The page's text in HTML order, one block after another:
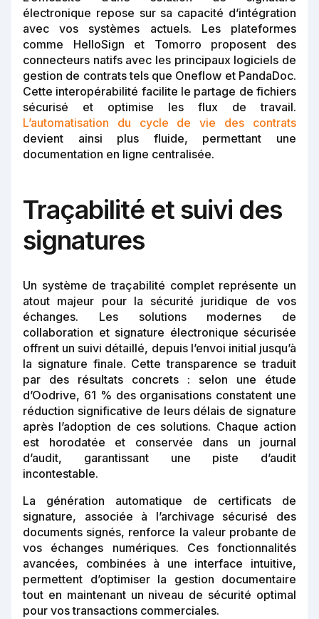
électronique repose sur sa capacité d’intégration
avec vos systèmes actuels. Les plateformes
comme HelloSign et Tomorro proposent des
connecteurs natifs avec les principaux logiciels de
gestion de contrats tels que Oneflow et PandaDoc.
Cette interopérabilité facilite le partage de fichiers
sécurisé et optimise les flux de travail.
L’automatisation du cycle de vie des contrats
devient ainsi plus fluide, permettant une
documentation en ligne centralisée.
Traçabilité et suivi des
signatures
Un système de traçabilité complet représente un
atout majeur pour la sécurité juridique de vos
échanges. Les solutions modernes de
collaboration et signature électronique sécurisée
offrent un suivi détaillé, depuis l’envoi initial jusqu’à
la signature finale. Cette transparence se traduit
par des résultats concrets : selon une étude
d’Oodrive, 61 % des organisations constatent une
réduction significative de leurs délais de signature
après l’adoption de ces solutions. Chaque action
est horodatée et conservée dans un journal
d’audit, garantissant une piste d’audit
incontestable.
La génération automatique de certificats de
signature, associée à l’archivage sécurisé des
documents signés, renforce la valeur probante de
vos échanges numériques. Ces fonctionnalités
avancées, combinées à une interface intuitive,
permettent d’optimiser la gestion documentaire
tout en maintenant un niveau de sécurité optimal
pour vos transactions commerciales.